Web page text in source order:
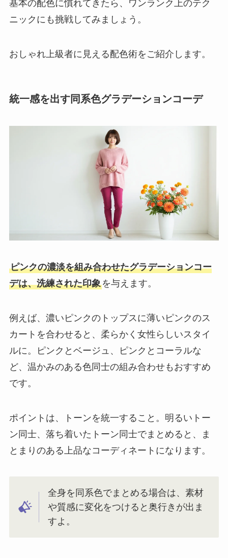
基本の配色に慣れてきたら、ワンランク上のテク
ニックにも挑戦してみましょう。
おしゃれ上級者に見える配色術をご紹介します。
統一感を出す同系色グラデーションコーデ
ピンクの濃淡を組み合わせたグラデーションコー
デは、洗練された印象を与えます。
例えば、濃いピンクのトップスに薄いピンクのス
カートを合わせると、柔らかく女性らしいスタイ
ルに。ピンクとベージュ、ピンクとコーラルな
ど、温かみのある色同士の組み合わせもおすすめ
です。
ポイントは、トーンを統一すること。明るいトー
ン同士、落ち着いたトーン同士でまとめると、ま
とまりのある上品なコーディネートになります。
全身を同系色でまとめる場合は、素材
や質感に変化をつけると奥行きが出ま
すよ。